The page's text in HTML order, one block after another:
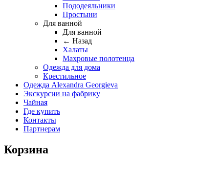
Пододеяльники
Простыни
Для ванной
Для ванной
← Назад
Халаты
Махровые полотенца
Одежда для дома
Крестильное
Одежда Alexandra Georgieva
Экскурсии на фабрику
Чайная
Где купить
Контакты
Партнерам
Корзина